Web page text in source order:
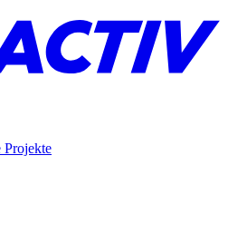
Projekte